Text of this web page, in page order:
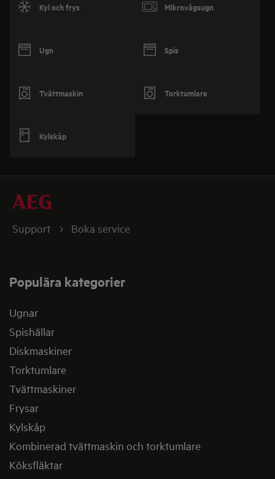
Kyl och frys Mikrovågsugn
Ugn Spis
Tvättmaskin Torktumlare
Kylskåp
Support Boka service
Populära kategorier
Ugnar
Spishällar
Diskmaskiner
Torktumlare
Tvättmaskiner
Frysar
Kylskåp
Kombinerad tvättmaskin och torktumlare
Köksfläktar